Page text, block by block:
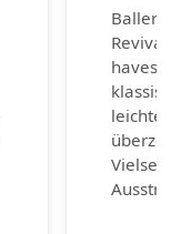
haves